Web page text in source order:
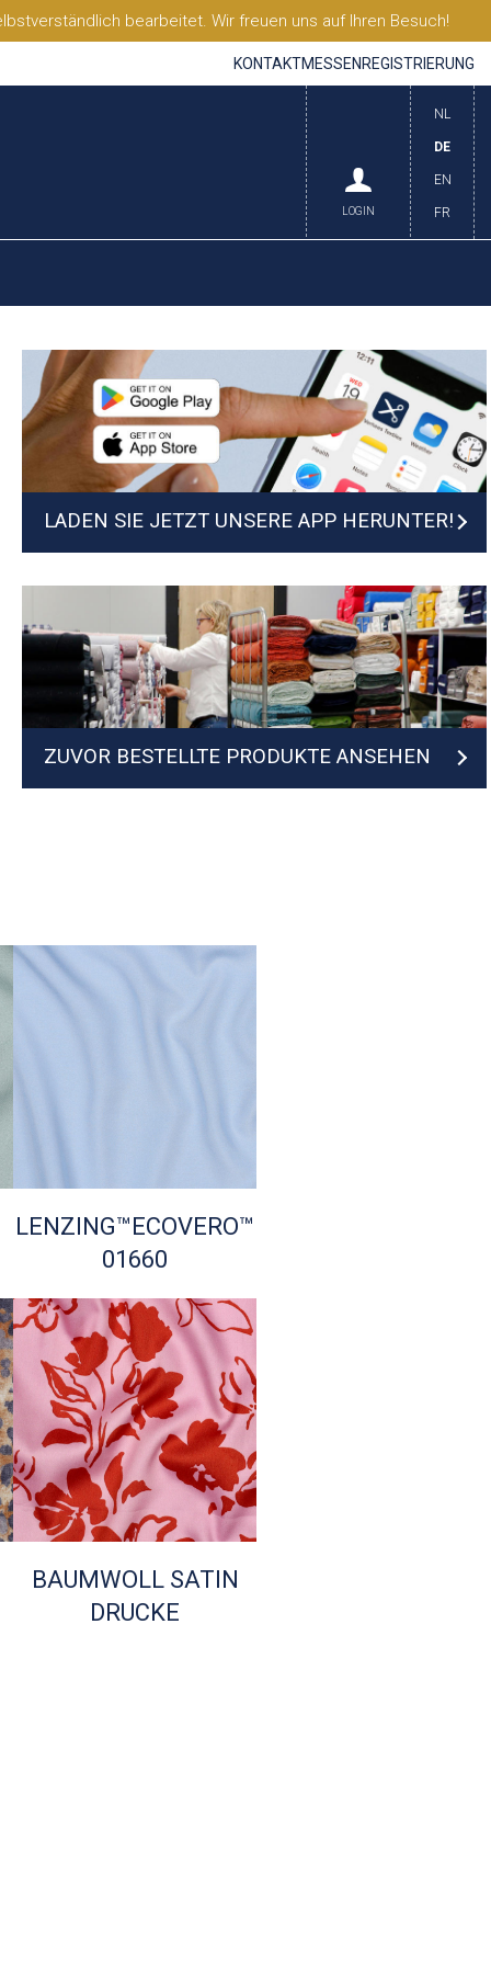
bearbeitet. Wir freuen uns auf Ihren Besuch!
KONTAKTMESSEN REGISTRIERUNG
NL
DE
EN
FR
LOGIN
LADEN SIE JETZT UNSERE APP HERUNTER!
ZUVOR BESTELLTE PRODUKTE ANSEHEN
LENZING™ECOVERO™
01660
BAUMWOLL SATIN
DRUCKE